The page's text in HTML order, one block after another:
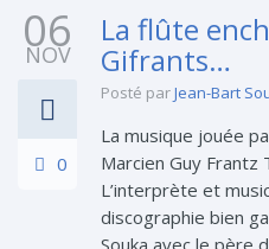
06
NOV
0
La flûte
Gifrants…
Posté parJean-Bart
La musique jouée
Marcien Guy
L’interprète et
discographie bien